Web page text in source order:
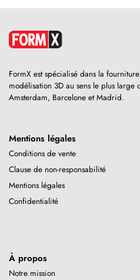
FormX est spécialisé dans la
modélisation 3D au sens le plus large
Amsterdam, Barcelone et Madrid.
Mentions légales
Conditions de vente
Clause de non-responsabilité
Mentions légales
Confidentialité
À propos
Notre mission